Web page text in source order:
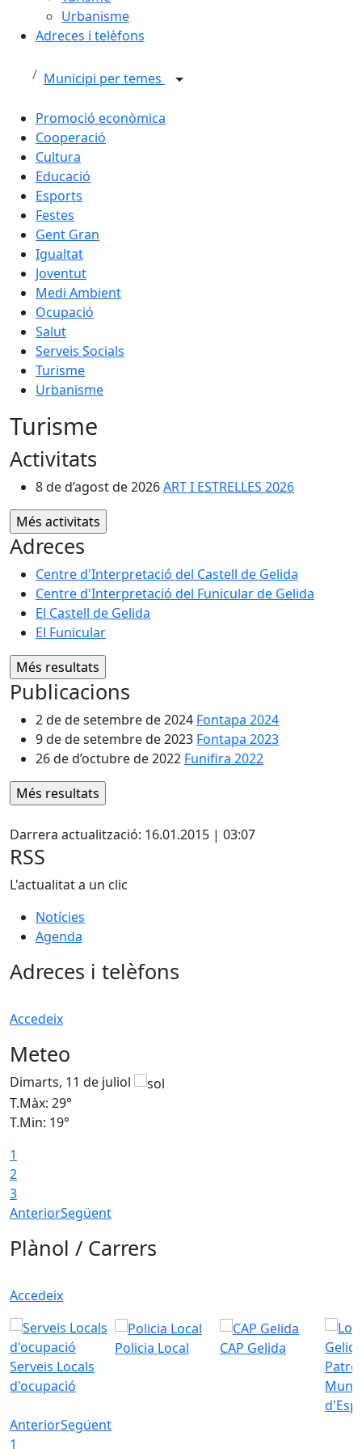
Urbanisme
Adreces i telèfons
Municipi per temes
Promoció econòmica
Cooperació
Cultura
Educació
Esports
Festes
Gent Gran
Igualtat
Joventut
Medi Ambient
Ocupació
Salut
Serveis Socials
Turisme
Urbanisme
Turisme
Activitats
8 de d’agost de 2026ART I ESTRELLES 2026
Adreces
Centre d'Interpretació del Castell de Gelida
Centre d'Interpretació del Funicular de Gelida
El Castell de Gelida
El Funicular
Publicacions
2 de de setembre de 2024 Fontapa 2024
9 de de setembre de 2023 Fontapa 2023
26 de d’octubre de 2022 Funifira 2022
Darrera actualització: 16.01.2015 | 03:07
RSS
L'actualitat a un clic
Notícies
Agenda
Adreces i telèfons
Accedeix
Meteo
Dimarts, 11 de juliol
T.Màx: 29°
T.Min: 19°
1
2
3
AnteriorSegüent
Plànol / Carrers
Accedeix
Serveis Locals
d'ocupació
Policia Local
CAP Gelida
AnteriorSegüent
1